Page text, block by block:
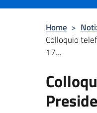
Home >
Colloquio
17...